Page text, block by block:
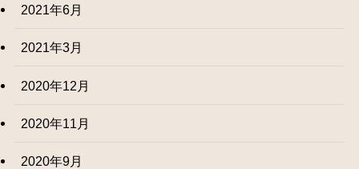
2021年6月
2021年3月
2020年12月
2020年11月
2020年9月